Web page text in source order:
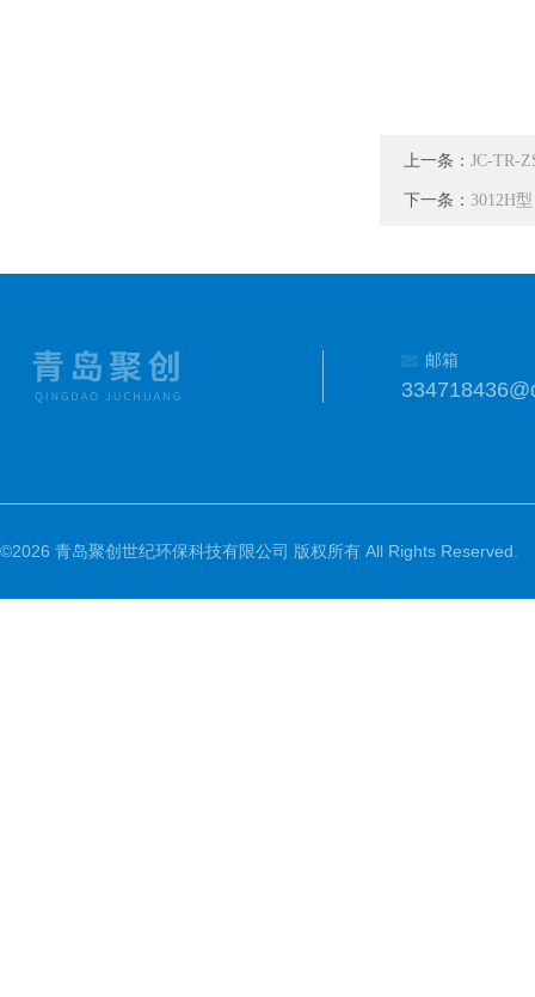
上一条： JC-TR-
下一条： 3012H
邮箱
©2026 青岛聚创世纪环保科技有限公司 版权所有 All Rights Reserved.